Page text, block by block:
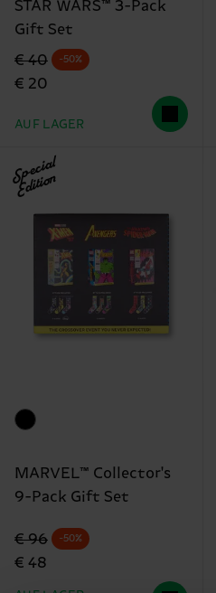
STAR WARS™ 3-Pack
Gift Set
Originalpreis
€ 40
Reduzierter Preis
€ 20
-50%
AUF LAGER
Special
Edition
MARVEL™ Collector's
9-Pack Gift Set
Originalpreis
€ 96
Reduzierter Preis
€ 48
-50%